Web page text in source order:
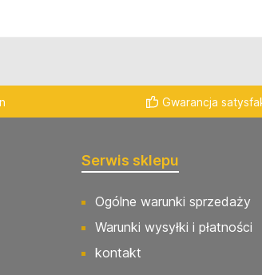
Gwarancja
Serwis sklepu
Ogólne warunki sprzedaży
Warunki wysyłki i płatności
kontakt